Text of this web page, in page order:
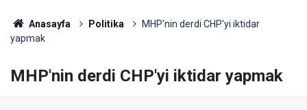
Anasayfa Politika
MHP'nin derdi CHP'yi iktidar
yapmak
MHP'nin derdi CHP'yi iktidar yapmak